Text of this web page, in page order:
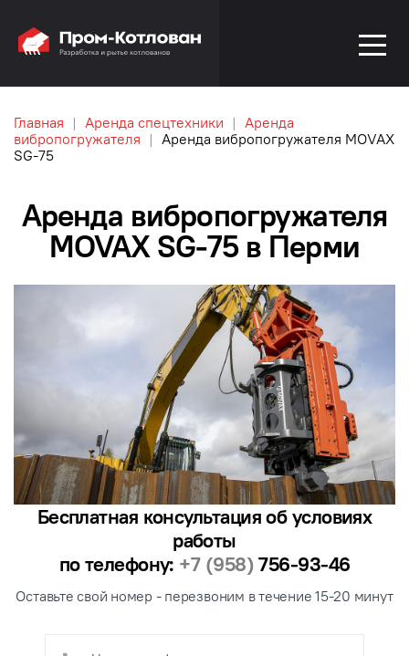
Главная Аренда спецтехники
Аренда
вибропогружателя
Аренда вибропогружателя MOVAX
SG-75
Аренда вибропогружателя
MOVAX SG-75 в Перми
Бесплатная консультация об условиях
работы
по телефону: +7 (958)756-93-46
Оставьте свой номер - перезвоним в течение 15-20 минут